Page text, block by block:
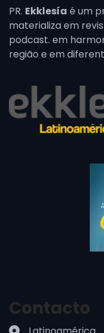
PR. Ekklesía é um
materializa em
podcast. em
região e em
Contacto